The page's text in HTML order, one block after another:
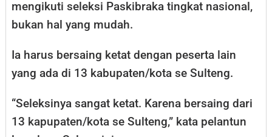
mengikuti seleksi Paskibraka tingkat nasional,
bukan hal yang mudah.
Ia harus bersaing ketat dengan peserta lain
yang ada di 13 kabupaten/kota se Sulteng.
“Seleksinya sangat ketat. Karena bersaing dari
13 kapupaten/kota se Sulteng,” kata pelantun